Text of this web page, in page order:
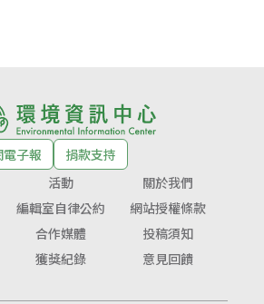
子報
捐款支持
活動
關於我們
編輯室自律公約
網站授權條款
合作媒體
投稿須知
獲獎紀錄 意見回饋